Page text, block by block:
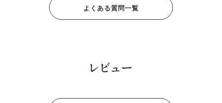
よくある質問一覧
レビュー